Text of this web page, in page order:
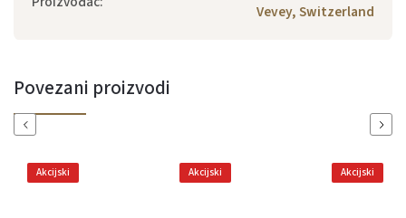
Vevey, Switzerland
Povezani proizvodi
Previous
Akcijski Akcijski Akcijski
Next